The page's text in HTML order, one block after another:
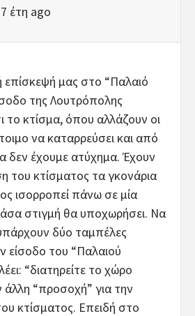
7 έτη ago
επίσκεψή μας στο “Παλαιό
της Λουτρόπολης
το κτίσμα, όπου αλλάζουν οι
να καταρρεύσει και από
δεν έχουμε ατύχημα. Έχουν
του κτίσματος τα γκονάρια
ισορροπεί πάνω σε μία
στιγμή θα υποχωρήσει. Να
δύο ταμπέλες
είσοδο του “Παλαιού
“διατηρείτε το χώρο
άλλη “προσοχή” για την
κτίσματος. Επειδή στο